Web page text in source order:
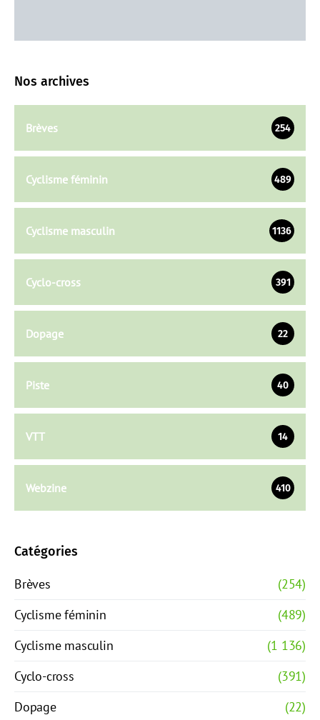
Nos archives
Brèves 254
Cyclisme féminin 489
Cyclisme masculin 1136
Cyclo-cross 391
Dopage 22
Piste 40
VTT 14
Webzine 410
Catégories
Brèves
(254)
Cyclisme féminin
(489)
Cyclisme masculin
(1 136)
Cyclo-cross
(391)
Dopage
(22)